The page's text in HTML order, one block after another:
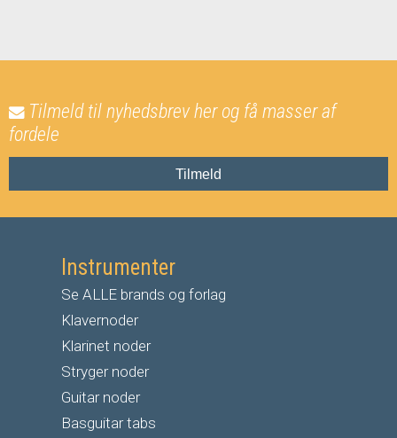
Tilmeld til nyhedsbrev her og få masser af
fordele
Tilmeld
Instrumenter
Se ALLE brands og forlag
Klavernoder
Klarinet noder
Stryger noder
Guitar noder
Basguitar tabs